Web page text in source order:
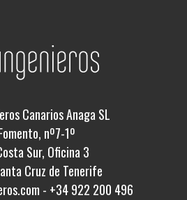
Canarios Anaga SL
nº7-1º
Sur, Oficina 3
Cruz de Tenerife
- +34 922 200 496